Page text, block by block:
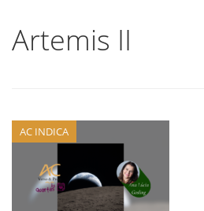
Artemis II
AC INDICA